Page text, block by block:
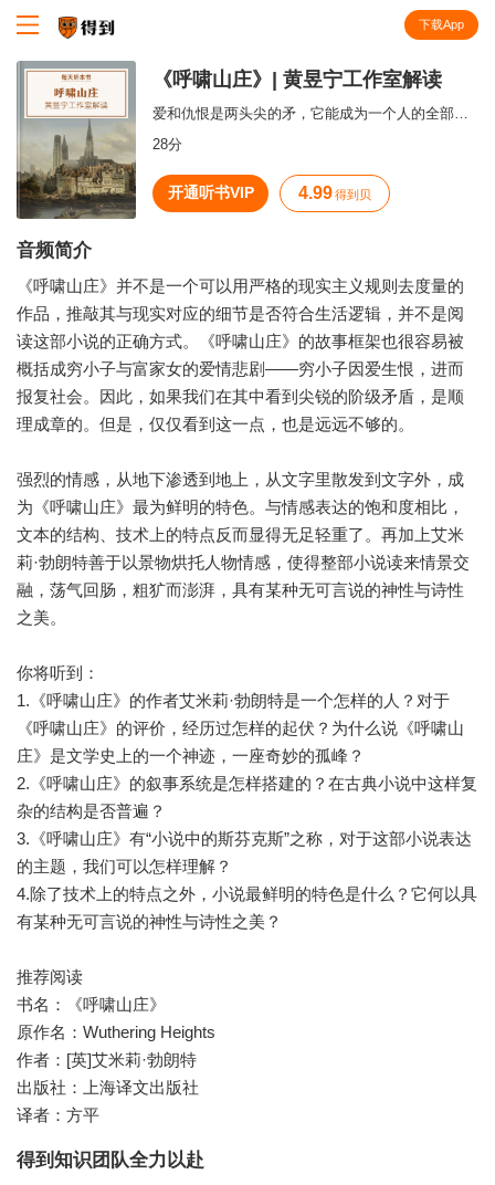
下载App
《呼啸山庄》| 黄昱宁工作室解读
爱和仇恨是两头尖的矛，它能成为一个人的全部动力，也可能是点燃仇恨的火把。
28分
开通听书VIP 4.99 得到贝
音频简介
《呼啸山庄》并不是一个可以用严格的现实主义规则去度量的
作品，推敲其与现实对应的细节是否符合生活逻辑，并不是阅
读这部小说的正确方式。《呼啸山庄》的故事框架也很容易被
概括成穷小子与富家女的爱情悲剧——穷小子因爱生恨，进而
报复社会。因此，如果我们在其中看到尖锐的阶级矛盾，是顺
理成章的。但是，仅仅看到这一点，也是远远不够的。
强烈的情感，从地下渗透到地上，从文字里散发到文字外，成
为《呼啸山庄》最为鲜明的特色。与情感表达的饱和度相比，
文本的结构、技术上的特点反而显得无足轻重了。再加上艾米
莉·勃朗特善于以景物烘托人物情感，使得整部小说读来情景交
融，荡气回肠，粗犷而澎湃，具有某种无可言说的神性与诗性
之美。
你将听到：
1.《呼啸山庄》的作者艾米莉·勃朗特是一个怎样的人？对于
《呼啸山庄》的评价，经历过怎样的起伏？为什么说《呼啸山
庄》是文学史上的一个神迹，一座奇妙的孤峰？
2.《呼啸山庄》的叙事系统是怎样搭建的？在古典小说中这样复
杂的结构是否普遍？
3.《呼啸山庄》有“小说中的斯芬克斯”之称，对于这部小说表达
的主题，我们可以怎样理解？
4.除了技术上的特点之外，小说最鲜明的特色是什么？它何以具
有某种无可言说的神性与诗性之美？
推荐阅读
书名：《呼啸山庄》
原作名：Wuthering Heights
作者：[英]艾米莉·勃朗特
出版社：上海译文出版社
译者：方平
得到知识团队全力以赴